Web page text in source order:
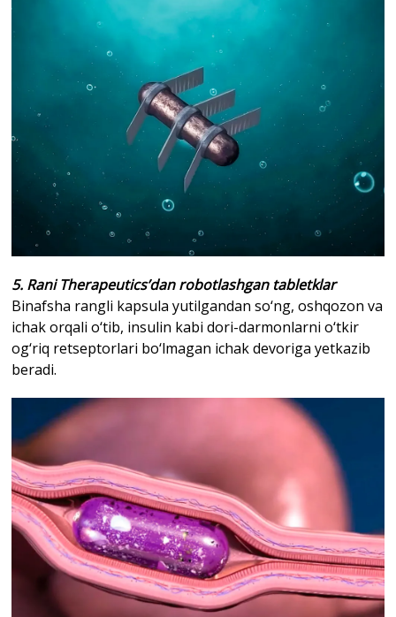
5. Rani Therapeutics’dan robotlashgan tabletklar
Binafsha rangli kapsula yutilgandan so‘ng, oshqozon va
ichak orqali o‘tib, insulin kabi dori-darmonlarni o‘tkir
og‘riq retseptorlari bo‘lmagan ichak devoriga yetkazib
beradi.